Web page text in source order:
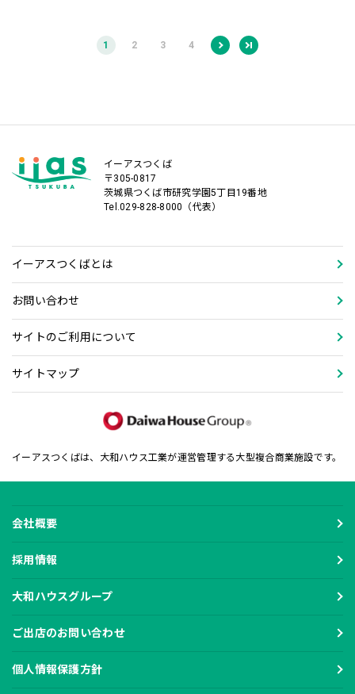
1 2 3 4
イーアスつくば
〒305-0817
茨城県つくば市研究学園5丁目19番地
Tel.029-828-8000（代表）
イーアスつくばとは
お問い合わせ
サイトのご利用について
サイトマップ
イーアスつくばは、大和ハウス工業が運営管理する大型複合商業施設です。
会社概要
採用情報
大和ハウスグループ
ご出店のお問い合わせ
個人情報保護方針